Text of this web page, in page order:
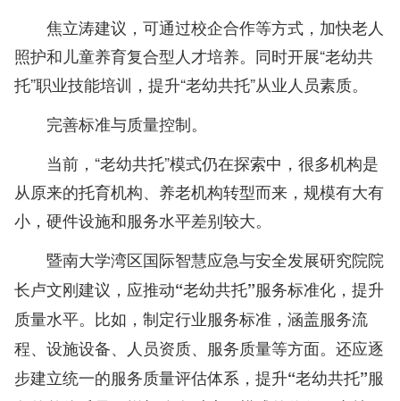
焦立涛建议，可通过校企合作等方式，加快老人
照护和儿童养育复合型人才培养。同时开展“老幼共
托”职业技能培训，提升“老幼共托”从业人员素质。
完善标准与质量控制。
当前，“老幼共托”模式仍在探索中，很多机构是
从原来的托育机构、养老机构转型而来，规模有大有
小，硬件设施和服务水平差别较大。
暨南大学湾区国际智慧应急与安全发展研究院院
长卢文刚建议，应推动“老幼共托”服务标准化，提升
质量水平。比如，制定行业服务标准，涵盖服务流
程、设施设备、人员资质、服务质量等方面。还应逐
步建立统一的服务质量评估体系，提升“老幼共托”服